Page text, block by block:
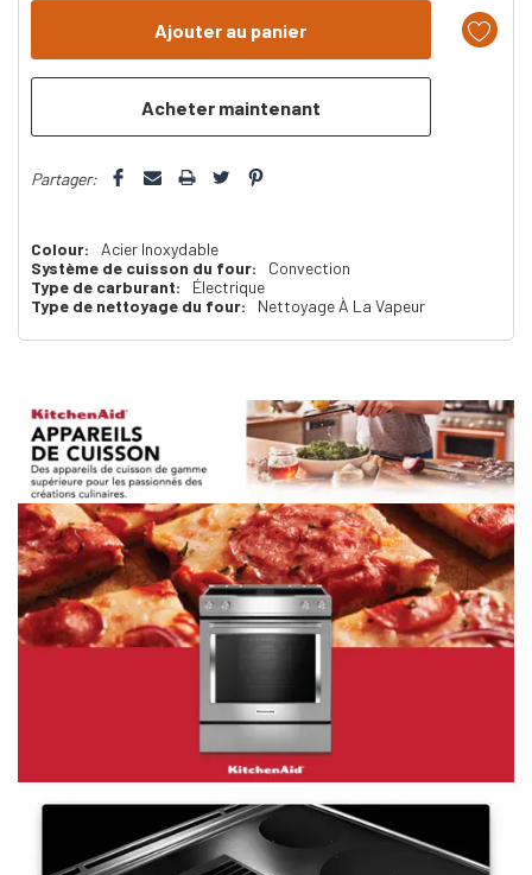
plus
Partager:
Colour:
Acier Inoxydable
Système de cuisson du four:
Convection
Type de carburant:
Électrique
Type de nettoyage du four:
Nettoyage À La Vapeur